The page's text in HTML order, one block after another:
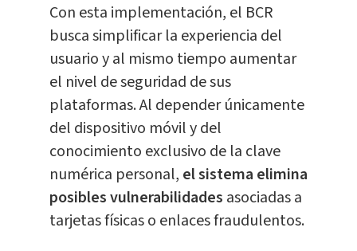
Con esta implementación, el BCR
busca simplificar la experiencia del
usuario y al mismo tiempo aumentar
el nivel de seguridad de sus
plataformas. Al depender únicamente
del dispositivo móvil y del
conocimiento exclusivo de la clave
numérica personal, el sistema elimina
posibles vulnerabilidades asociadas a
tarjetas físicas o enlaces fraudulentos.